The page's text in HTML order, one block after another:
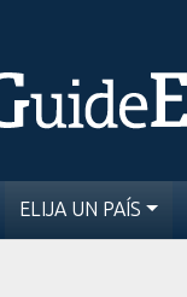
ELIJA UN PAÍS